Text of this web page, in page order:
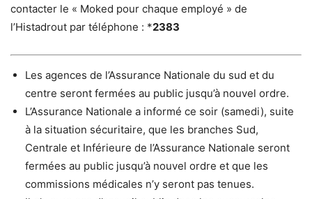
contacter le « Moked pour chaque employé » de
l’Histadrout par téléphone : *2383
Les agences de l’Assurance Nationale du sud et du
centre seront fermées au public jusqu’à nouvel ordre.
L’Assurance Nationale a informé ce soir (samedi), suite
à la situation sécuritaire, que les branches Sud,
Centrale et Inférieure de l’Assurance Nationale seront
fermées au public jusqu’à nouvel ordre et que les
commissions médicales n’y seront pas tenues.